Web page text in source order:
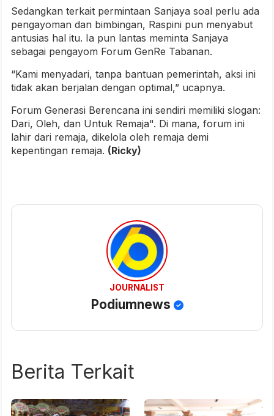
Sedangkan terkait permintaan Sanjaya soal perlu ada
pengayoman dan bimbingan, Raspini pun menyabut
antusias hal itu. Ia pun lantas meminta Sanjaya
sebagai pengayom Forum GenRe Tabanan.
“Kami menyadari, tanpa bantuan pemerintah, aksi ini
tidak akan berjalan dengan optimal,” ucapnya.
Forum Generasi Berencana ini sendiri memiliki slogan:
Dari, Oleh, dan Untuk Remaja". Di mana, forum ini
lahir dari remaja, dikelola oleh remaja demi
kepentingan remaja. (Ricky)
JOURNALIST
Podiumnews
Berita Terkait